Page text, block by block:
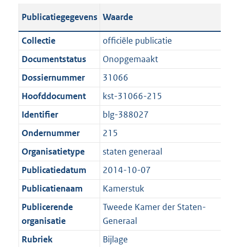
l
c
t
i
e
n
f
o
r
m
a
a
t
o
t
:
1
5
7
K
b
a
n
d
s
r
o
o
t
e
:
1
K
b
a
n
d
g
r
o
t
t
e
:
1
K
b
Publicatiegegevens Waarde
Collectie
officiële publicatie
Documentstatus
Onopgemaakt
Dossiernummer
31066
Hoofddocument
kst-31066-215
Identifier
blg-388027
Ondernummer
215
Organisatietype
staten generaal
Publicatiedatum
2014-10-07
Publicatienaam
Kamerstuk
Publicerende
organisatie
Tweede Kamer der Staten-
Generaal
Rubriek
Bijlage